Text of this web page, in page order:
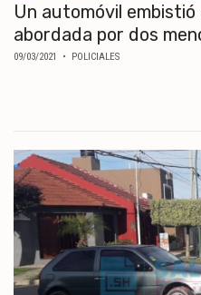
Un automóvil
abordada por dos
09/03/2021 • POLICIALES